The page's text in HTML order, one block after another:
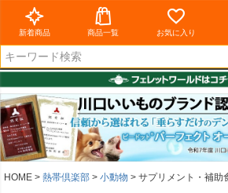
新着商品 商品一覧 お気に入り
HOME 熱帯倶楽部 小動物 サプリメント・補助